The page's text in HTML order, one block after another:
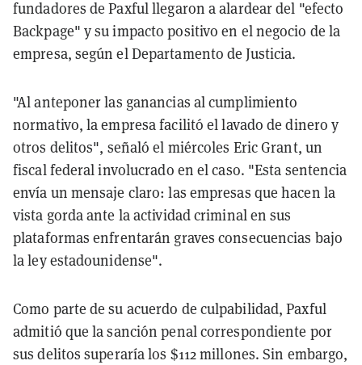
fundadores de Paxful llegaron a alardear del "efecto
Backpage" y su impacto positivo en el negocio de la
empresa, según el Departamento de Justicia.
"Al anteponer las ganancias al cumplimiento
normativo, la empresa facilitó el lavado de dinero y
otros delitos", señaló el miércoles Eric Grant, un
fiscal federal involucrado en el caso. "Esta sentencia
envía un mensaje claro: las empresas que hacen la
vista gorda ante la actividad criminal en sus
plataformas enfrentarán graves consecuencias bajo
la ley estadounidense".
Como parte de su acuerdo de culpabilidad, Paxful
admitió que la sanción penal correspondiente por
sus delitos superaría los $112 millones. Sin embargo,